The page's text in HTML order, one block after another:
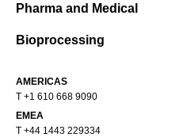
Pharma and Medical
Bioprocessing
AMERICAS
T +1 610 668 9090
EMEA
T +44 1443 229334